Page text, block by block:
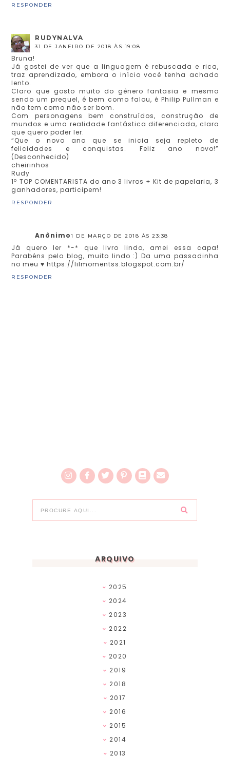
RESPONDER
RUDYNALVA
31 DE JANEIRO DE 2018 ÀS 19:08
Bruna!
Já gostei de ver que a linguagem é rebuscada e rica,
traz aprendizado, embora o início você tenha achado
lento.
Claro que gosto muito do gênero fantasia e mesmo
sendo um prequel, é bem como falou, é Philip Pullman e
não tem como não ser bom.
Com personagens bem construídos, construção de
mundos e uma realidade fantástica diferenciada, claro
que quero poder ler.
“Que o novo ano que se inicia seja repleto de
felicidades e conquistas. Feliz ano novo!”
(Desconhecido)
cheirinhos
Rudy
1º TOP COMENTARISTA do ano 3 livros + Kit de papelaria, 3
ganhadores, participem!
RESPONDER
Anônimo1 DE MARÇO DE 2018 ÀS 23:38
Já quero ler *-* que livro lindo, amei essa capa!
Parabéns pelo blog, muito lindo :) Da uma passadinha
no meu ♥ https://lilmomentss.blogspot.com.br/
RESPONDER
ARQUIVO
2025
2024
2023
2022
2021
2020
2019
2018
2017
2016
2015
2014
2013